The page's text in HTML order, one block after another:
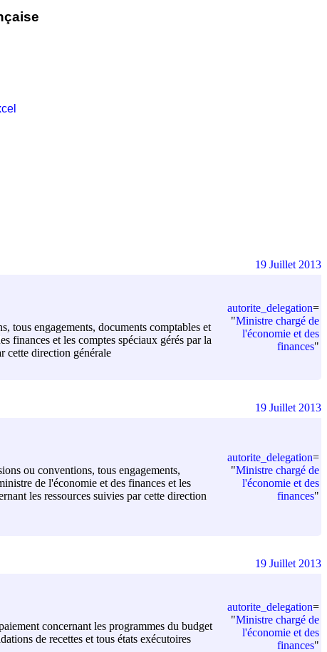
tous engagements, documents comptables et
finances et les comptes spéciaux gérés par la
cette direction générale
autorite_delegation=
"Ministre chargé de
l'économie et des
finances"
19 Juillet 2013
ou conventions, tous engagements,
de l'économie et des finances et les
les ressources suivies par cette direction
autorite_delegation=
"Ministre chargé de
l'économie et des
finances"
19 Juillet 2013
concernant les programmes du budget
de recettes et tous états exécutoires
autorite_delegation=
"Ministre chargé de
l'économie et des
finances"
19 Juillet 2013